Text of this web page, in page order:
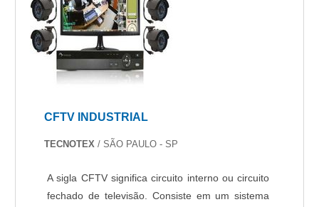
CFTV INDUSTRIAL
TECNOTEX/ SÃO PAULO - SP
A sigla CFTV significa circuito interno ou circuito
fechado de televisão. Consiste em um sistema